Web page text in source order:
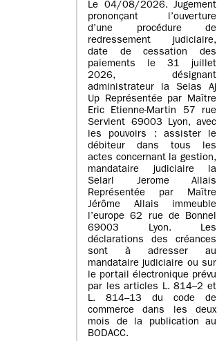
Le 04/08/2026. Jugement
prononçant l’ouverture
d’une procédure de
redressement judiciaire,
date de cessation des
paiements le 31 juillet
2026, désignant
administrateur la Selas Aj
Up Représentée par Maître
Eric Etienne-Martin 57 rue
Servient 69003 Lyon, avec
les pouvoirs : assister le
débiteur dans tous les
actes concernant la gestion,
mandataire judiciaire la
Selarl Jerome Allais
Représentée par Maître
Jérôme Allais immeuble
l’europe 62 rue de Bonnel
69003 Lyon. Les
déclarations des créances
sont à adresser au
mandataire judiciaire ou sur
le portail électronique prévu
par les articles L. 814–2 et
L. 814–13 du code de
commerce dans les deux
mois de la publication au
BODACC.